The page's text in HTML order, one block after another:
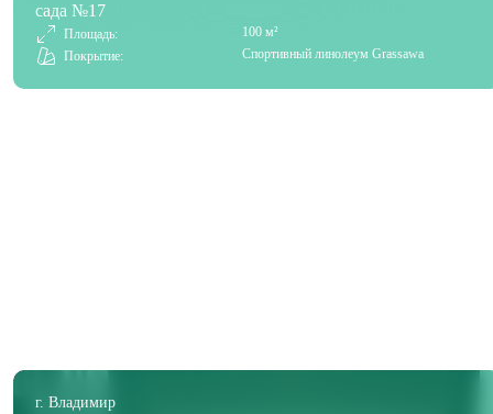
сада №17
Площадь:
100 м²
Покрытие:
Спортивный линолеум Grassawa
г. Владимир